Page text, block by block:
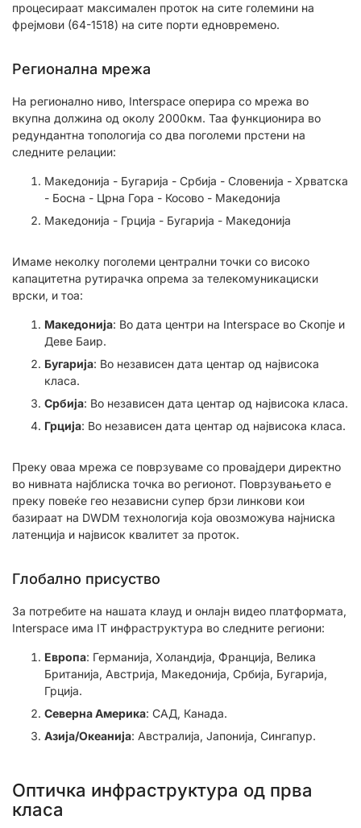
процесираат максимален проток на сите големини на
фрејмови (64-1518) на сите порти едновремено.
Регионална мрежа
На регионално ниво, Interspace оперира со мрежа во
вкупна должина од околу 2000км. Таа функционира во
редундантна топологија со два поголеми прстени на
следните релации:
Македонија - Бугарија - Србија - Словенија - Хрватска
- Босна - Црна Гора - Косово - Македонија
Македонија - Грција - Бугарија - Македонија
Имаме неколку поголеми централни точки со високо
капацитетна рутирачка опрема за телекомуникациски
врски, и тоа:
Македонија: Во дата центри на Interspace во Скопје и
Деве Баир.
Бугарија: Во независен дата центар од највисока
класа.
Србија: Во независен дата центар од највисока класа.
Грција: Во независен дата центар од највисока класа.
Преку оваа мрежа се поврзуваме со провајдери директно
во нивната најблиска точка во регионот. Поврзувањето е
преку повеќе гео независни супер брзи линкови кои
базираат на DWDM технологија која овозможува најниска
латенција и највисок квалитет за проток.
Глобално присуство
За потребите на нашата клауд и онлајн видео платформата,
Interspace има IT инфраструктура во следните региони:
Европа: Германија, Холандија, Франција, Велика
Британија, Австрија, Македонија, Србија, Бугарија,
Грција.
Северна Америка: САД, Канада.
Азија/Океанија: Австралија, Јапонија, Сингапур.
Оптичкa инфраструктура од прва
класа